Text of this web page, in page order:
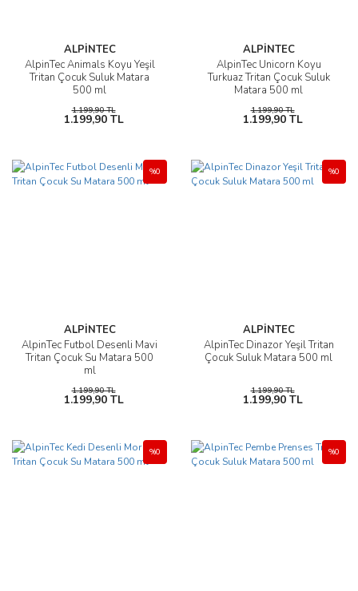
ALPİNTEC
AlpinTec Animals Koyu Yeşil
Tritan Çocuk Suluk Matara
500 ml
1.199,90 TL
1.199,90 TL
ALPİNTEC
AlpinTec Unicorn Koyu
Turkuaz Tritan Çocuk Suluk
Matara 500 ml
1.199,90 TL
1.199,90 TL
ALPİNTEC
AlpinTec Futbol Desenli Mavi
Tritan Çocuk Su Matara 500
ml
%0
1.199,90 TL
1.199,90 TL
ALPİNTEC
AlpinTec Dinazor Yeşil Tritan
Çocuk Suluk Matara 500 ml
%0
1.199,90 TL
1.199,90 TL
%0 %0